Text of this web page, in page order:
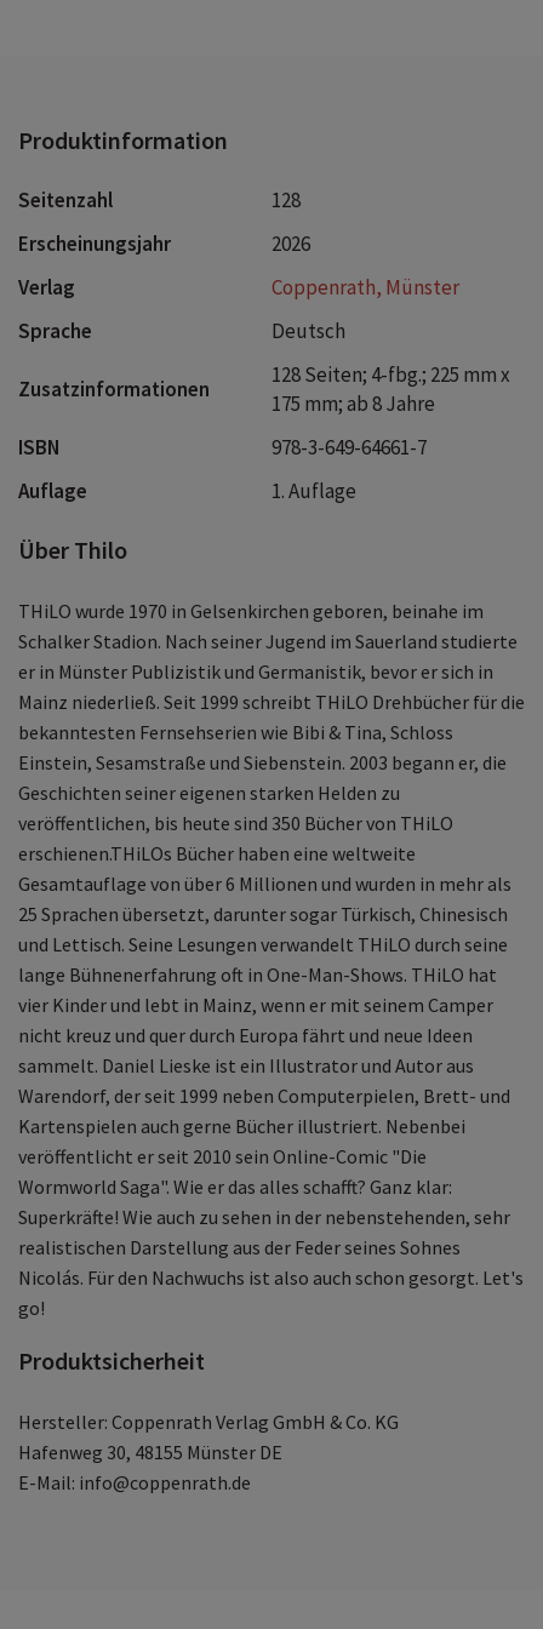
Produktinformation
Seitenzahl
128
Erscheinungsjahr
2026
Verlag
Coppenrath, Münster
Sprache
Deutsch
Zusatzinformationen
128 Seiten; 4-fbg.; 225 mm x
175 mm; ab 8 Jahre
ISBN
978-3-649-64661-7
Auflage
1. Auflage
Über Thilo
THiLO wurde 1970 in Gelsenkirchen geboren, beinahe im
Schalker Stadion. Nach seiner Jugend im Sauerland studierte
er in Münster Publizistik und Germanistik, bevor er sich in
Mainz niederließ. Seit 1999 schreibt THiLO Drehbücher für die
bekanntesten Fernsehserien wie Bibi & Tina, Schloss
Einstein, Sesamstraße und Siebenstein. 2003 begann er, die
Geschichten seiner eigenen starken Helden zu
veröffentlichen, bis heute sind 350 Bücher von THiLO
erschienen.THiLOs Bücher haben eine weltweite
Gesamtauflage von über 6 Millionen und wurden in mehr als
25 Sprachen übersetzt, darunter sogar Türkisch, Chinesisch
und Lettisch. Seine Lesungen verwandelt THiLO durch seine
lange Bühnenerfahrung oft in One-Man-Shows. THiLO hat
vier Kinder und lebt in Mainz, wenn er mit seinem Camper
nicht kreuz und quer durch Europa fährt und neue Ideen
sammelt. Daniel Lieske ist ein Illustrator und Autor aus
Warendorf, der seit 1999 neben Computerpielen, Brett- und
Kartenspielen auch gerne Bücher illustriert. Nebenbei
veröffentlicht er seit 2010 sein Online-Comic "Die
Wormworld Saga". Wie er das alles schafft? Ganz klar:
Superkräfte! Wie auch zu sehen in der nebenstehenden, sehr
realistischen Darstellung aus der Feder seines Sohnes
Nicolás. Für den Nachwuchs ist also auch schon gesorgt. Let's
go!
Produktsicherheit
Hersteller: Coppenrath Verlag GmbH & Co. KG
Hafenweg 30, 48155 Münster DE
E-Mail: info@coppenrath.de